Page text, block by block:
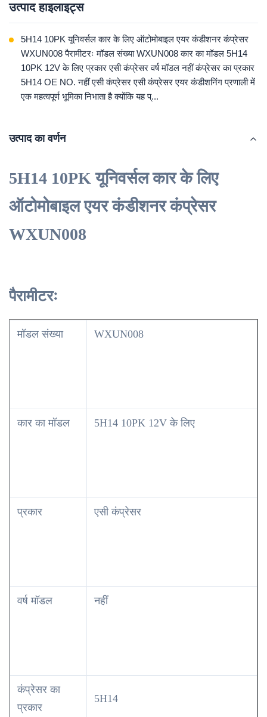
उत्पाद हाइलाइट्स
5H14 10PK यूनिवर्सल कार के लिए ऑटोमोबाइल एयर कंडीशनर कंप्रेसर
WXUN008 पैरामीटरः मॉडल संख्या WXUN008 कार का मॉडल 5H14
10PK 12V के लिए प्रकार एसी कंप्रेसर वर्ष मॉडल नहीं कंप्रेसर का प्रकार
5H14 OE NO. नहीं एसी कंप्रेसर एसी कंप्रेसर एयर कंडीशनिंग प्रणाली में
एक महत्वपूर्ण भूमिका निभाता है क्योंकि यह प्...
उत्पाद का वर्णन
5H14 10PK यूनिवर्सल कार के लिए
ऑटोमोबाइल एयर कंडीशनर कंप्रेसर
WXUN008
पैरामीटरः
मॉडल संख्या WXUN008
कार का मॉडल 5H14 10PK 12V के लिए
प्रकार एसी कंप्रेसर
वर्ष मॉडल नहीं
कंप्रेसर का
प्रकार
5H14